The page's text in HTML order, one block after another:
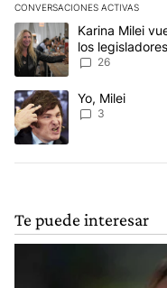
CONVERSACIONES ACTIVAS
Este listado muestra los
Un artículo de tendencia
Karina Milei
los
para 2027
26
Un artículo de tendencia
Yo, Milei
3